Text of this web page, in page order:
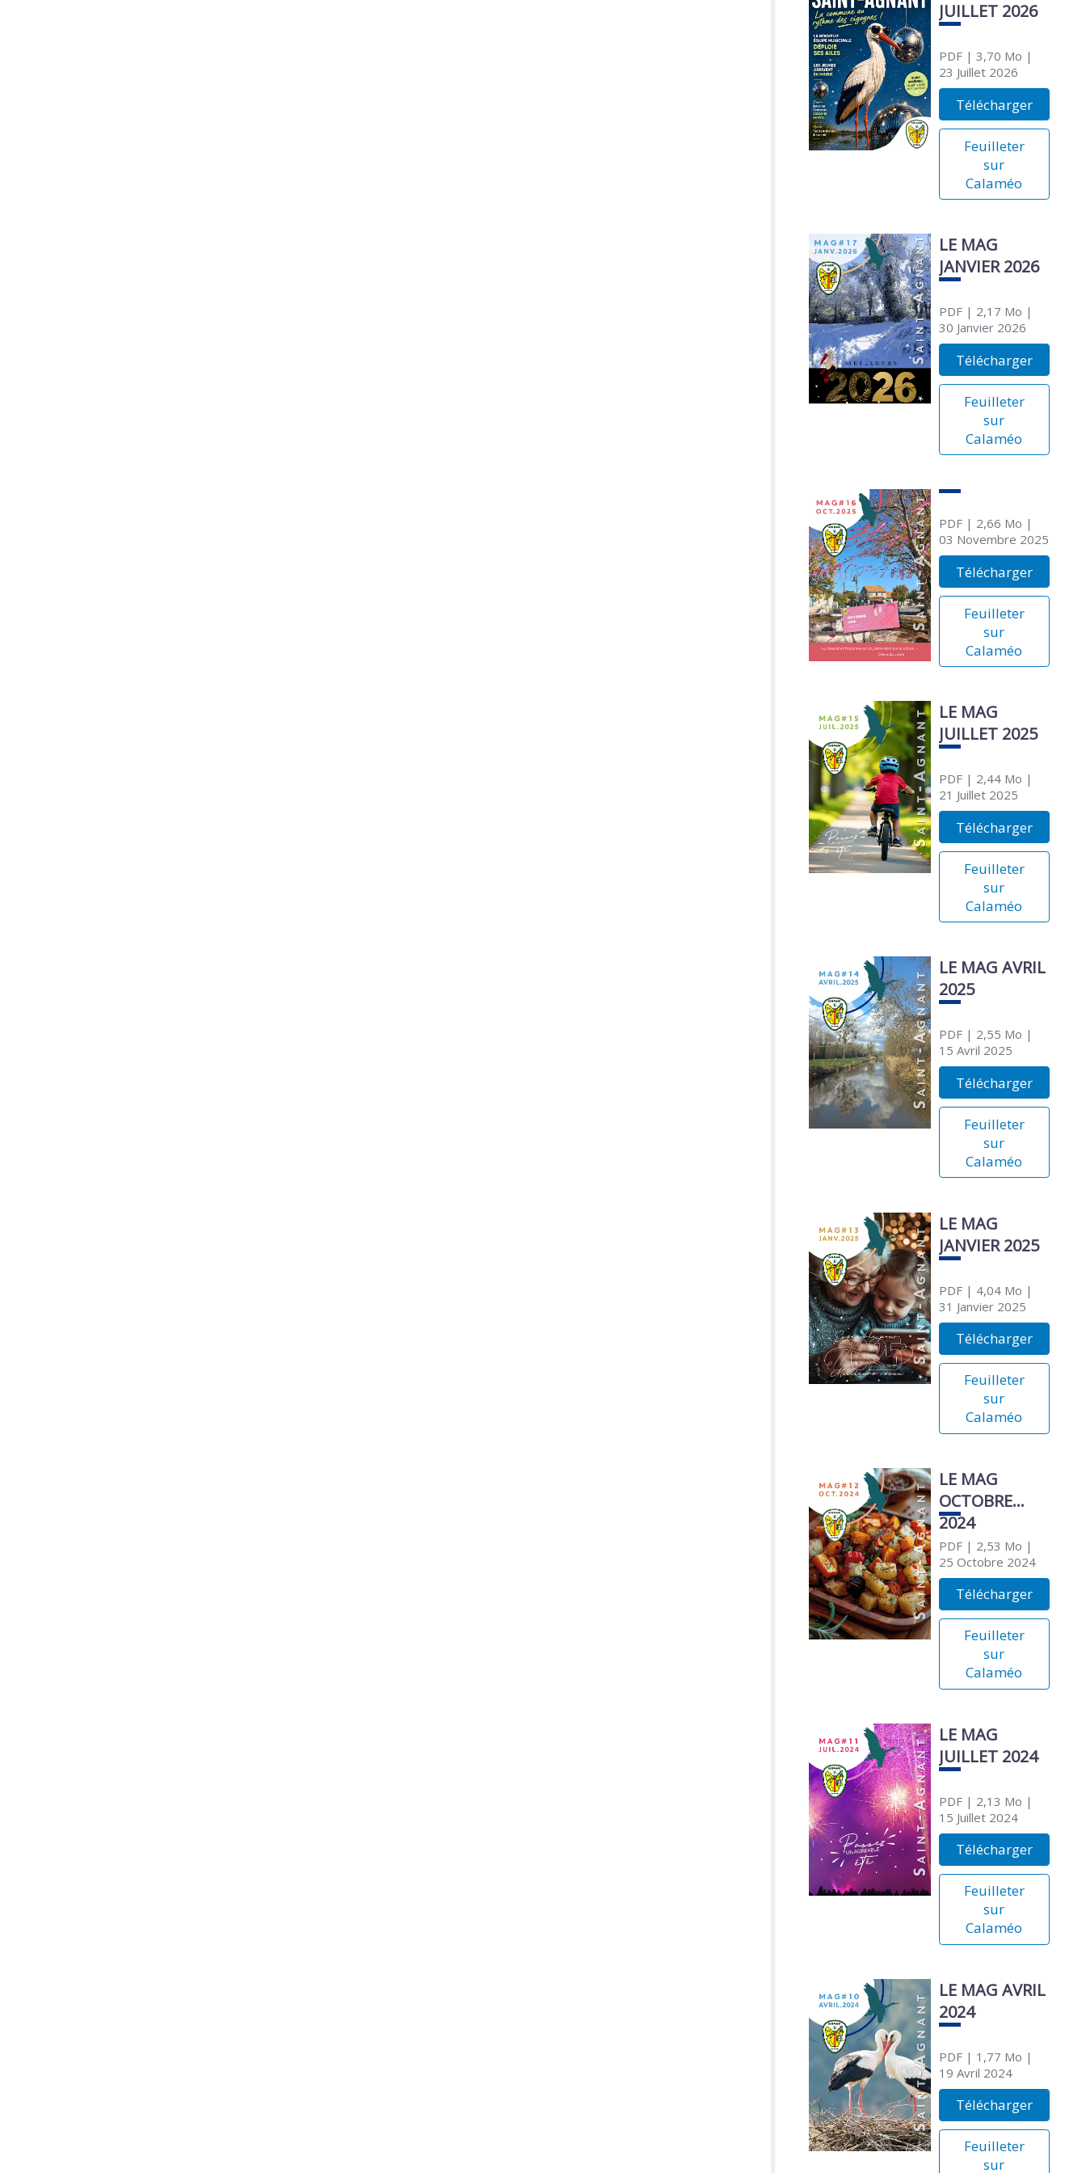
JUILLET 2026
PDF| 3,70 Mo |
23 Juillet 2026
Télécharger
Feuilleter
sur
Calaméo
LE MAG
JANVIER 2026
PDF| 2,17 Mo |
30 Janvier 2026
Télécharger
Feuilleter
sur
Calaméo
PDF| 2,66 Mo |
03 Novembre 2025
Télécharger
Feuilleter
sur
Calaméo
LE MAG
JUILLET 2025
PDF| 2,44 Mo |
21 Juillet 2025
Télécharger
Feuilleter
sur
Calaméo
LE MAG AVRIL
2025
PDF| 2,55 Mo |
15 Avril 2025
Télécharger
Feuilleter
sur
Calaméo
LE MAG
JANVIER 2025
PDF| 4,04 Mo |
31 Janvier 2025
Télécharger
Feuilleter
sur
Calaméo
LE MAG
OCTOBRE
2024
PDF| 2,53 Mo |
25 Octobre 2024
Télécharger
Feuilleter
sur
Calaméo
LE MAG
JUILLET 2024
PDF| 2,13 Mo |
15 Juillet 2024
Télécharger
Feuilleter
sur
Calaméo
LE MAG AVRIL
2024
PDF| 1,77 Mo |
19 Avril 2024
Télécharger
Feuilleter
sur